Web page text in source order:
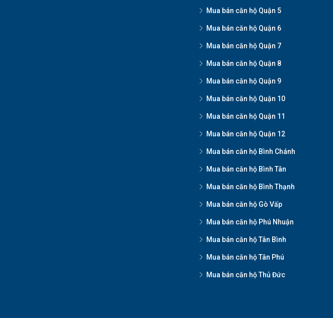
Mua bán căn hộ Quận 5
Mua bán căn hộ Quận 6
Mua bán căn hộ Quận 7
Mua bán căn hộ Quận 8
Mua bán căn hộ Quận 9
Mua bán căn hộ Quận 10
Mua bán căn hộ Quận 11
Mua bán căn hộ Quận 12
Mua bán căn hộ Bình Chánh
Mua bán căn hộ Bình Tân
Mua bán căn hộ Bình Thạnh
Mua bán căn hộ Gò Vấp
Mua bán căn hộ Phú Nhuận
Mua bán căn hộ Tân Bình
Mua bán căn hộ Tân Phú
Mua bán căn hộ Thủ Đức